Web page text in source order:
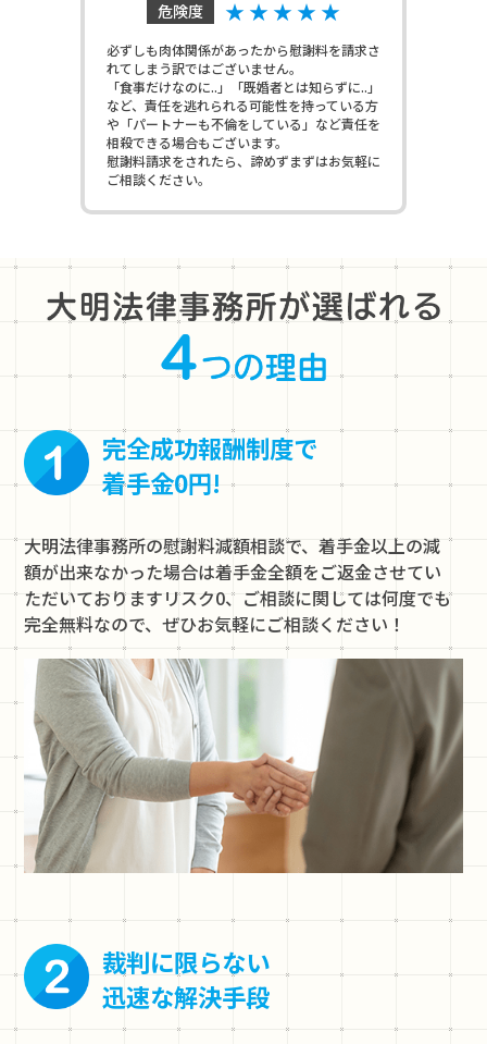
危険度 ★ ★ ★ ★ ★
必ずしも肉体関係があったから慰謝料を請求さ
れてしまう訳ではございません。
「食事だけなのに..」「既婚者とは知らずに..」
など、責任を逃れられる可能性を持っている方
や「パートナーも不倫をしている」など責任を
相殺できる場合もございます。
慰謝料請求をされたら、諦めずまずはお気軽に
ご相談ください。
完全成功報酬制度で
着手金0円!
大明法律事務所の慰謝料減額相談で、着手金以上の減
額が出来なかった場合は着手金全額をご返金させてい
ただいておりますリスク0、ご相談に関しては何度でも
完全無料なので、ぜひお気軽にご相談ください！
裁判に限らない
迅速な解決手段